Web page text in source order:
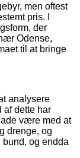
men oftest
pris. I
der
Odense,
til at bringe
analysere
af dette har
være med at
drenge, og
og endda